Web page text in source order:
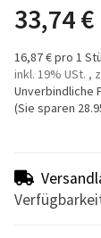
33,74 €
16,87 € pro 1
inkl. 19% USt. ,
Unverbindliche
(Sie sparen